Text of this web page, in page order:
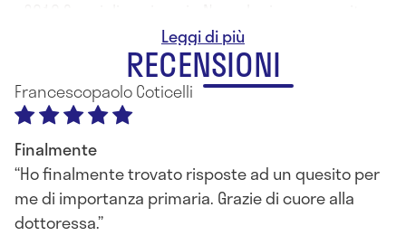
presso l’Università Cattolica del Sacro Cuore, sede
di Roma con votazione 50/50 e lode
RECENSIONI
Francescopaolo Coticelli
Finalmente
Ho finalmente trovato risposte ad un quesito per
me di importanza primaria. Grazie di cuore alla
dottoressa.